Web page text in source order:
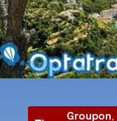
Groupon,